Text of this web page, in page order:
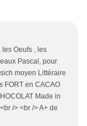
les Oeufs , les
Pascal, pour
moyen Littéraire
FORT en CACAO
Made in
/> <br /> A+ de